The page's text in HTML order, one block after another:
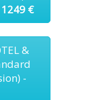
1249 €
&
-